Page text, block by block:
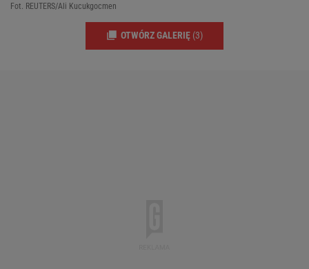
Fot. REUTERS/Ali Kucukgocmen
OTWÓRZ GALERIĘ (3)